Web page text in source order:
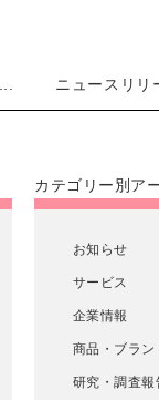
ニュースリリ
カテゴリー別ア
お知らせ
サービス
企業情報
商品・ブラン
研究・調査報